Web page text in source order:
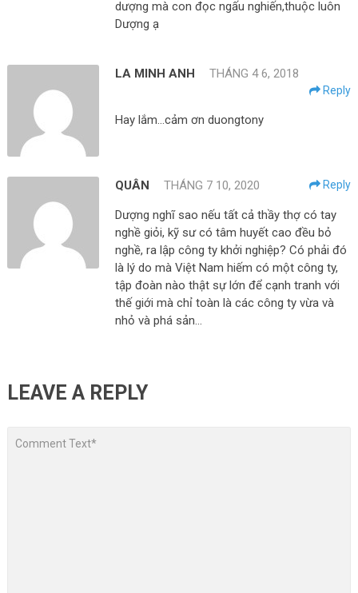
dượng mà con đọc ngấu nghiến,thuộc luôn
Dượng ạ
LA MINH ANH THÁNG 4 6, 2018
Reply
Hay lắm…cảm ơn duongtony
QUÂN THÁNG 7 10, 2020 Reply
Dượng nghĩ sao nếu tất cả thầy thợ có tay
nghề giỏi, kỹ sư có tâm huyết cao đều bỏ
nghề, ra lập công ty khởi nghiệp? Có phải đó
là lý do mà Việt Nam hiếm có một công ty,
tập đoàn nào thật sự lớn để cạnh tranh với
thế giới mà chỉ toàn là các công ty vừa và
nhỏ và phá sản…
LEAVE A REPLY